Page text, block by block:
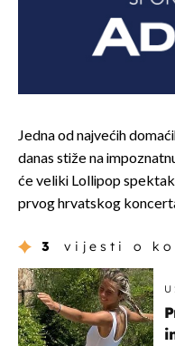
Jedna od najvećih
danas stiže na
će veliki Lollipop
prvog hrvatskog
3 vijesti o
U